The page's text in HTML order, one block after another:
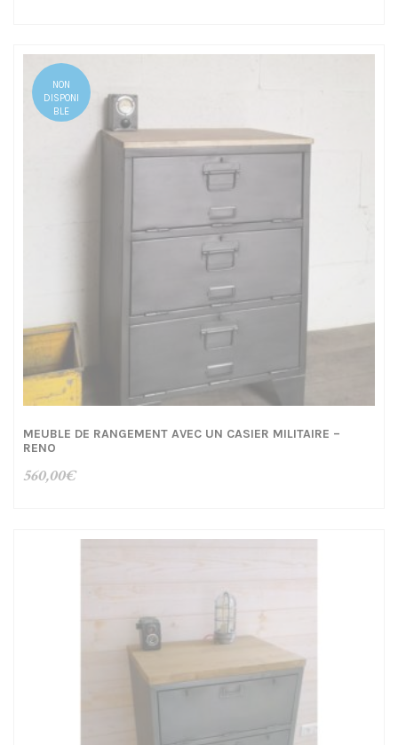
650,00€
NON
DISPONI
BLE
MEUBLE DE RANGEMENT AVEC UN CASIER MILITAIRE –
RENO
560,00€